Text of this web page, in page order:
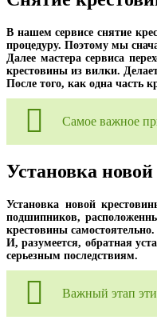
В нашем сервисе снятие
процедуру. Поэтому мы
Далее мастера сервиса
крестовины из вилки.
После того, как одна часть
Самое важное
Установка
Установка новой
подшипников,
крестовины
И, разумеется, обратная
серьезным последствиям.
Важный этап